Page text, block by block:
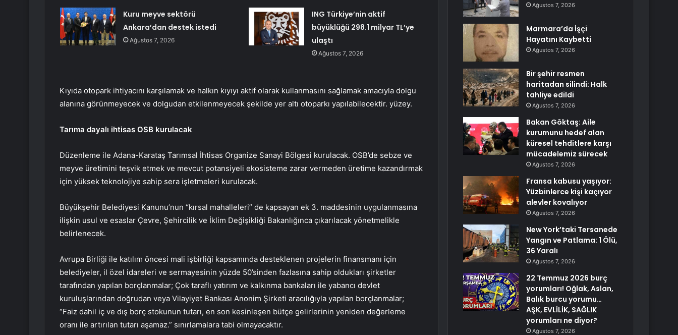
Kuru meyve sektörü
Ankara’dan destek istedi
Ağustos 7, 2026
ING Türkiye’nin aktif
büyüklüğü 298.1 milyar TL’ye
ulaştı
Ağustos 7, 2026
Kıyıda otopark ihtiyacını karşılamak ve halkın kıyıyı aktif olarak kullanmasını sağlamak amacıyla dolgu
alanına görünmeyecek ve dolgudan etkilenmeyecek şekilde yer altı otoparkı yapılabilecektir. yüzey.
Tarıma dayalı ihtisas OSB kurulacak
Düzenleme ile Adana-Karataş Tarımsal İhtisas Organize Sanayi Bölgesi kurulacak. OSB’de sebze ve
meyve üretimini teşvik etmek ve mevcut potansiyeli ekosisteme zarar vermeden üretime kazandırmak
için yüksek teknolojiye sahip sera işletmeleri kurulacak.
Büyükşehir Belediyesi Kanunu’nun “kırsal mahalleleri” de kapsayan ek 3. maddesinin uygulanmasına
ilişkin usul ve esaslar Çevre, Şehircilik ve İklim Değişikliği Bakanlığınca çıkarılacak yönetmelikle
belirlenecek.
Avrupa Birliği ile katılım öncesi mali işbirliği kapsamında desteklenen projelerin finansmanı için
belediyeler, il özel idareleri ve sermayesinin yüzde 50’sinden fazlasına sahip oldukları şirketler
tarafından yapılan borçlanmalar; Çok taraflı yatırım ve kalkınma bankaları ile yabancı devlet
kuruluşlarından doğrudan veya Vilayiyet Bankası Anonim Şirketi aracılığıyla yapılan borçlanmalar;
“Faiz dahil iç ve dış borç stokunun tutarı, en son kesinleşen bütçe gelirlerinin yeniden değerleme
oranı ile artırılan tutarı aşamaz.” sınırlamalara tabi olmayacaktır.
Ağustos 7, 2026
Marmara’da İşçi
Hayatını Kaybetti
Ağustos 7, 2026
Bir şehir resmen
haritadan silindi: Halk
tahliye edildi
Ağustos 7, 2026
Bakan Göktaş: Aile
kurumunu hedef alan
küresel tehditlere karşı
mücadelemiz sürecek
Ağustos 7, 2026
Fransa kabusu yaşıyor:
Yüzbinlerce kişi kaçıyor
alevler kovalıyor
Ağustos 7, 2026
New York’taki Tersanede
Yangın ve Patlama: 1 Ölü,
36 Yaralı
Ağustos 7, 2026
22 Temmuz 2026 burç
yorumları! Oğlak, Aslan,
Balık burcu yorumu…
AŞK, EVLİLİK, SAĞLIK
yorumları ne diyor?
Ağustos 7, 2026